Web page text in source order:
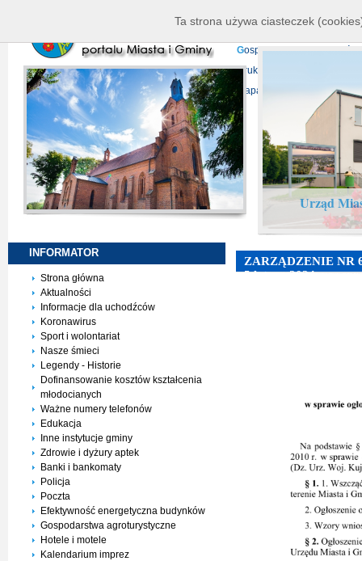
P
rojekty europejskie
Gospodarka
D ruki do pobrania
Mapa serwisu
Urząd
INFORMATOR
Strona główna
Aktualności
Informacje dla uchodźców
Koronawirus
Sport i wolontariat
Nasze śmieci
Legendy - Historie
Dofinansowanie kosztów kształcenia
młodocianych
Ważne numery telefonów
Edukacja
Inne instytucje gminy
Zdrowie i dyżury aptek
Banki i bankomaty
Policja
Poczta
Efektywność energetyczna budynków
Gospodarstwa agroturystyczne
Hotele i motele
Kalendarium imprez
ZARZĄDZENIE NR
5 lutego 2024 r. w
Ta strona używa ciasteczek